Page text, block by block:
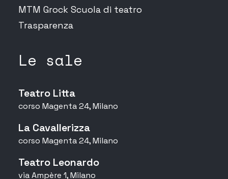
MTM Grock Scuola di teatro
Trasparenza
Le sale
Teatro Litta
corso Magenta 24, Milano
La Cavallerizza
corso Magenta 24, Milano
Teatro Leonardo
via Ampère 1, Milano